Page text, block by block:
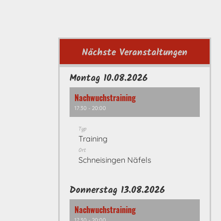
Nächste Veranstaltungen
Montag 10.08.2026
Nachwuchstraining
17:30 - 20:00
Typ
Training
Ort
Schneisingen Näfels
Donnerstag 13.08.2026
Nachwuchstraining